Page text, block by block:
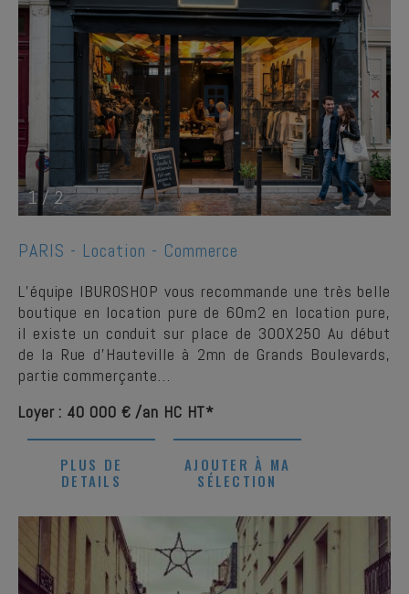
1/2
PARIS - Location - Commerce
L’équipe IBUROSHOP vous recommande une très belle
boutique en location pure de 60m2 en location pure,
il existe un conduit sur place de 300X250 Au début
de la Rue d’Hauteville à 2mn de Grands Boulevards,
partie commerçante…
Loyer : 40 000 € /an HC HT*
PLUS DE
DETAILS
AJOUTER À MA
SÉLECTION